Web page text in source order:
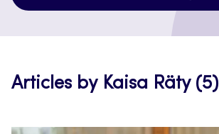
Articles by Kaisa Räty (5)